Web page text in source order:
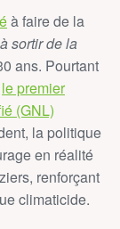
à faire de la
sortir de la
ans. Pourtant
le premier
(GNL)
la politique
en réalité
renforçant
climaticide.